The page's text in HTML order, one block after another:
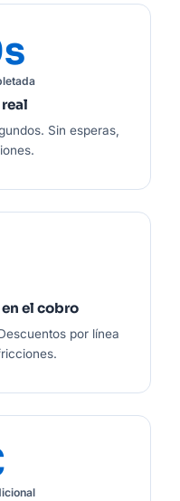
Sin esperas,
el cobro
por línea